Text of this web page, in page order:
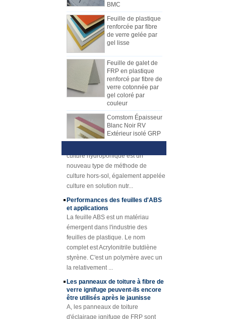
Feuille de plastique
renforcée par fibre
de verre gelée par
gel lisse
FRP en plastique
renforcé par fibre de
verre cotonnée par
gel coloré par
couleur
Comstom Épaisseur
Blanc Noir RV
Extérieur isolé GRP
FRP Panneaux à
vendre
Panneau composé
de mousse d'unité
centrale de
plastique renforcé
par fibre de verre de
des remorques
Caillebotis en
plastique renforcé
verre concave
jaune d'épaisseur
de 25mm
Profils en plastique
renforcés de fibre
de verre de tube de
canne de tube de
Rod de fibre de
verre de Cuomized
panneaux composites en PRF sont
constitués de méplats en PRF et
sont utilisés comme deux couches
de fond et de sommet, en plus du
rôle de contrôle du poids, et ont
également une bonne résistance
aux chocs. La couche intermédiaire
utilise différents types de matériaux
de noyau, tels que le matériau de
noyau de nid d'abeilles de pp, le
matériel de noyau de XPS, le
matériel de noyau d'unité centrale,
etc.,
Les différences entre la feuille de
mécanisme de FRP et les feuilles
de Lay-up de main
Au début de l'industrie, la main-
d'œuvre était habituellement utilisée
pour fabriquer des FRP, mais la
plupart des fabricants utilisent
maintenant la ligne de production
pour produire des feuilles de PRF.
La feuille de mécanisme de FRP
a progressivement remplacé la
feuille de drapage de main. La
feuille de mécanisme de FRP
de la disposition de main. La
plaque de mécanisme FRP a une
qualité stable et une épaisseur
uniforme. Surface rentable, propre
et brillante.
Présentation de la culture
hydroponique Technique et
avantages
1) Présentation hydroponiqueLa
nouveau type de méthode de
culture hors-sol, également appelée
culture en solution nutr...
Performances des feuilles d'ABS
et applications
La feuille ABS est un matériau
émergent dans l'industrie des
feuilles de plastique. Le nom
complet est Acrylonitrile butdiène
styrène. C'est un polymère avec un
la relativement ...
Les panneaux de toiture à fibre de
verre ignifuge peuvent-ils encore
être utilisés après le jaunisse
A, les panneaux de toiture
d'éclairage ignifuge de FRP sont
principalement utilisés dans les